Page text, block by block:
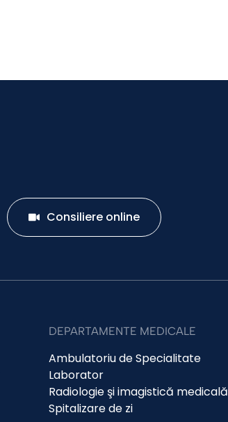
Consiliere online
DEPARTAMENTE MEDICALE
Ambulatoriu de Specialitate
Laborator
Radiologie şi imagistică medicală
Spitalizare de zi